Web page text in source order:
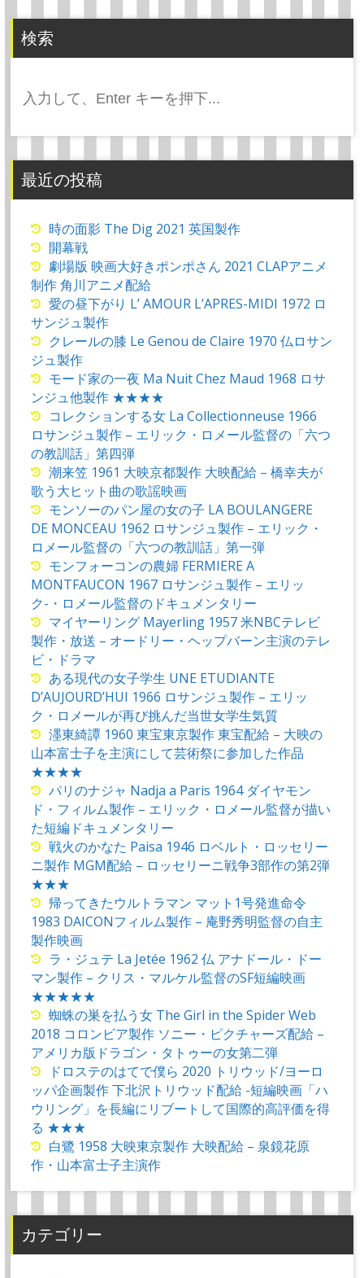
検索
索:
最近の投稿
時の面影 The Dig 2021 英国製作
開幕戦
劇場版 映画大好きポンポさん 2021 CLAPアニメ
制作 角川アニメ配給
愛の昼下がり L’ AMOUR L’APRES-MIDI 1972 ロ
サンジュ製作
クレールの膝 Le Genou de Claire 1970 仏ロサン
ジュ製作
モード家の一夜 Ma Nuit Chez Maud 1968 ロサ
ンジュ他製作 ★★★★
コレクションする女 La Collectionneuse 1966
ロサンジュ製作 – エリック・ロメール監督の「六つ
の教訓話」第四弾
潮来笠 1961 大映京都製作 大映配給 – 橋幸夫が
歌う大ヒット曲の歌謡映画
モンソーのパン屋の女の子 LA BOULANGERE
DE MONCEAU 1962 ロサンジュ製作 – エリック・
ロメール監督の「六つの教訓話」第一弾
モンフォーコンの農婦 FERMIERE A
MONTFAUCON 1967 ロサンジュ製作 – エリッ
ク-・ロメール監督のドキュメンタリー
マイヤーリング Mayerling 1957 米NBCテレビ
製作・放送 – オードリー・ヘップバーン主演のテレ
ビ・ドラマ
ある現代の女子学生 UNE ETUDIANTE
D’AUJOURD’HUI 1966 ロサンジュ製作 – エリッ
ク・ロメールが再び挑んだ当世女学生気質
濹東綺譚 1960 東宝東京製作 東宝配給 – 大映の
山本富士子を主演にして芸術祭に参加した作品
★★★★
パリのナジャ Nadja a Paris 1964 ダイヤモン
ド・フィルム製作 – エリック・ロメール監督が描い
た短編ドキュメンタリー
戦火のかなた Paisa 1946 ロベルト・ロッセリー
ニ製作 MGM配給 – ロッセリーニ戦争3部作の第2弾
★★★
帰ってきたウルトラマン マット1号発進命令
1983 DAICONフィルム製作 – 庵野秀明監督の自主
製作映画
ラ・ジュテ La Jetée 1962 仏 アナドール・ドー
マン製作 – クリス・マルケル監督のSF短編映画
★★★★★
蜘蛛の巣を払う女 The Girl in the Spider Web
2018 コロンビア製作 ソニー・ピクチャーズ配給 –
アメリカ版ドラゴン・タトゥーの女第二弾
ドロステのはてで僕ら 2020 トリウッド/ヨーロ
ッパ企画製作 下北沢トリウッド配給 -短編映画「ハ
ウリング」を長編にリブートして国際的高評価を得
る ★★★
白鷺 1958 大映東京製作 大映配給 – 泉鏡花原
作・山本富士子主演作
カテゴリー